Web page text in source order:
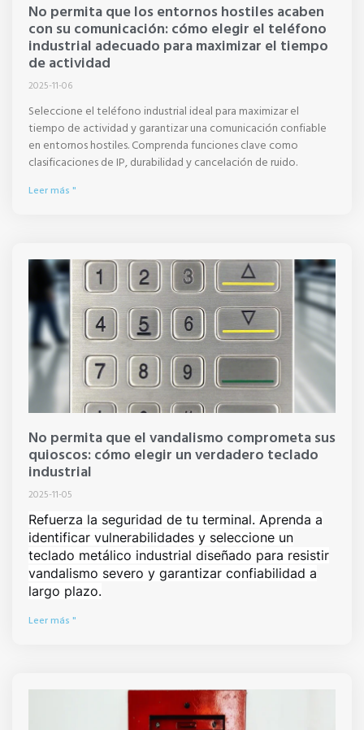
No permita que los entornos hostiles acaben
con su comunicación: cómo elegir el teléfono
industrial adecuado para maximizar el tiempo
de actividad
2025-11-06
Seleccione el teléfono industrial ideal para maximizar el
tiempo de actividad y garantizar una comunicación confiable
en entornos hostiles. Comprenda funciones clave como
clasificaciones de IP, durabilidad y cancelación de ruido.
Leer más "
No permita que el vandalismo comprometa sus
quioscos: cómo elegir un verdadero teclado
industrial
2025-11-05
Refuerza la seguridad de tu terminal. Aprenda a
identificar vulnerabilidades y seleccione un
teclado metálico industrial diseñado para resistir
vandalismo severo y garantizar confiabilidad a
largo plazo.
Leer más "